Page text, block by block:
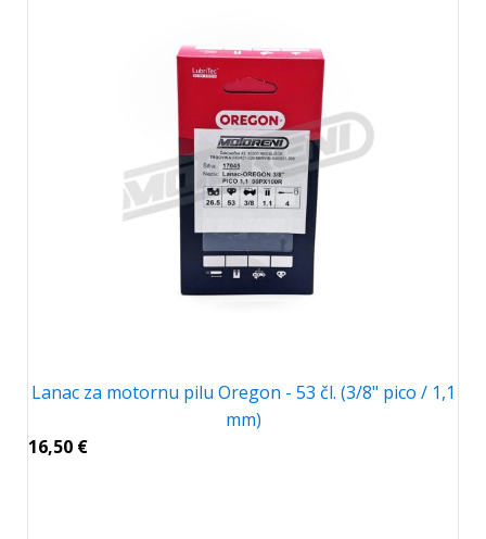
Lanac za motornu pilu Oregon - 53 čl. (3/8" pico / 1,1
mm)
16,50 €